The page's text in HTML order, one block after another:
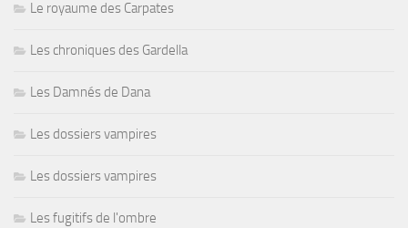
Le royaume des Carpates
Les chroniques des Gardella
Les Damnés de Dana
Les dossiers vampires
Les dossiers vampires
Les fugitifs de l'ombre